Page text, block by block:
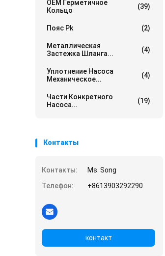
OEM Герметичное
Кольцо
(39)
Пояс Pk (2)
Металлическая
Застежка Шланга...
(4)
Уплотнение Насоса
Механическое...
(4)
Части Конкретного
Насоса...
(19)
Контакты
Контакты:
Ms. Song
Телефон:
+8613903292290
контакт